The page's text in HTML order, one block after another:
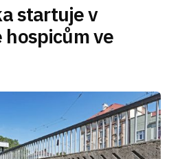
startuje v
hospicům ve